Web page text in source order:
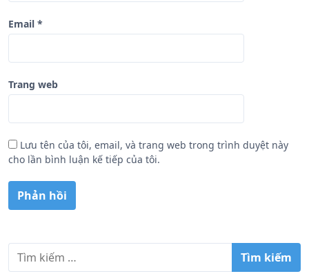
Email *
Trang web
Lưu tên của tôi, email, và trang web trong trình duyệt này
cho lần bình luận kế tiếp của tôi.